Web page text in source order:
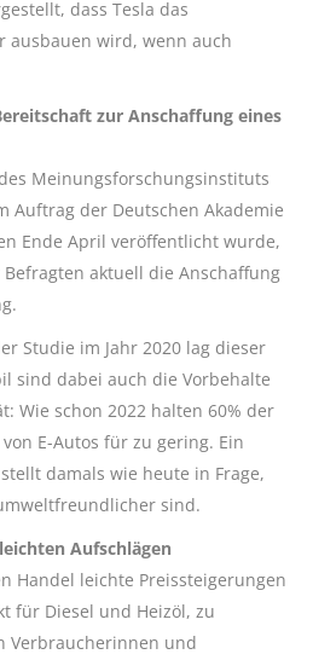
dass Tesla das
ausbauen wird, wenn auch
zur Anschaffung eines
Meinungsforschungsinstituts
Auftrag der Deutschen Akademie
Ende April veröffentlicht wurde,
aktuell die Anschaffung
Studie im Jahr 2020 lag dieser
sind dabei auch die Vorbehalte
Wie schon 2022 halten 60% der
E-Autos für zu gering. Ein
damals wie heute in Frage,
sind.
Aufschlägen
Handel leichte Preissteigerungen
für Diesel und Heizöl, zu
Verbraucherinnen und